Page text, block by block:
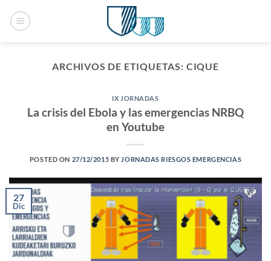
ARCHIVOS DE ETIQUETAS: CIQUE
IX JORNADAS
La crisis del Ebola y las emergencias NRBQ
en Youtube
POSTED ON 27/12/2015 BY JORNADAS RIESGOS EMERGENCIAS
27
Dic